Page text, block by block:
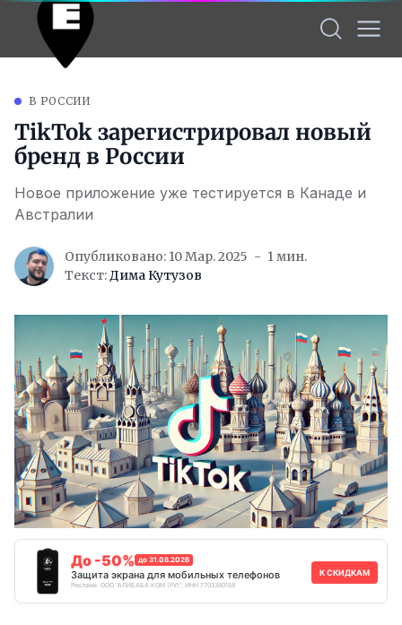
В РОССИИ
TikTok зарегистрировал новый
бренд в России
Новое приложение уже тестируется в Канаде и
Австралии
Опубликовано: 10 Мар. 2025
1 мин.
Текст:Дима Кутузов
До -50% до 31.08.2026
Защита экрана для мобильных телефонов
Реклама. ООО "АЛИБАБА.КОМ (РУ)", ИНН 7703380158
К СКИДКАМ